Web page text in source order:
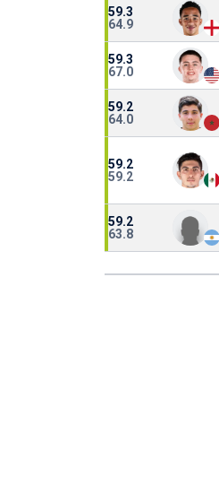
59.3
64.9
59.3
67.0
59.2
64.0
59.2
59.2
59.2
63.8